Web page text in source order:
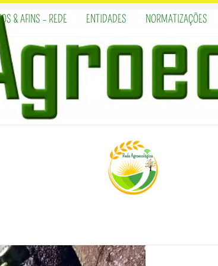
& AFINS – REDE ENTIDADES NORMATIZAÇÕES